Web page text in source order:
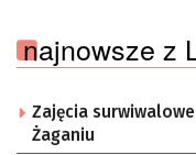
najnowsze z
Zajęcia
Żaganiu